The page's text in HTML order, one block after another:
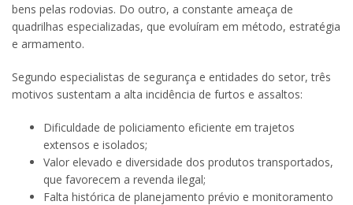
bens pelas rodovias. Do outro, a constante ameaça de
quadrilhas especializadas, que evoluíram em método, estratégia
e armamento.
Segundo especialistas de segurança e entidades do setor, três
motivos sustentam a alta incidência de furtos e assaltos:
Dificuldade de policiamento eficiente em trajetos
extensos e isolados;
Valor elevado e diversidade dos produtos transportados,
que favorecem a revenda ilegal;
Falta histórica de planejamento prévio e monitoramento